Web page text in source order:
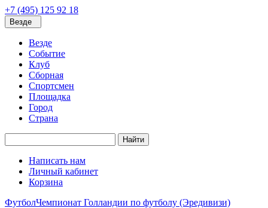
+7 (495) 125 92 18
Везде
Везде
Событие
Клуб
Сборная
Спортсмен
Площадка
Город
Страна
Найти
Написать нам
Личный кабинет
Корзина
ФутболЧемпионат Голландии по футболу (Эредивизи)